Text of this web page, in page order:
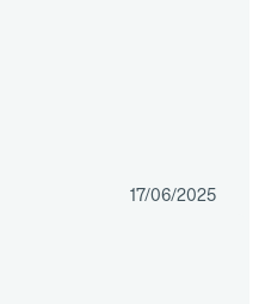
17/06/2025